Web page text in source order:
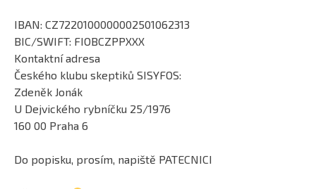
IBAN: CZ7220100000002501062313
BIC/SWIFT: FIOBCZPPXXX
Kontaktní adresa
Českého klubu skeptiků SISYFOS:
Zdeněk Jonák
U Dejvického rybníčku 25/1976
160 00 Praha 6
Do popisku, prosím, napiště PATECNICI